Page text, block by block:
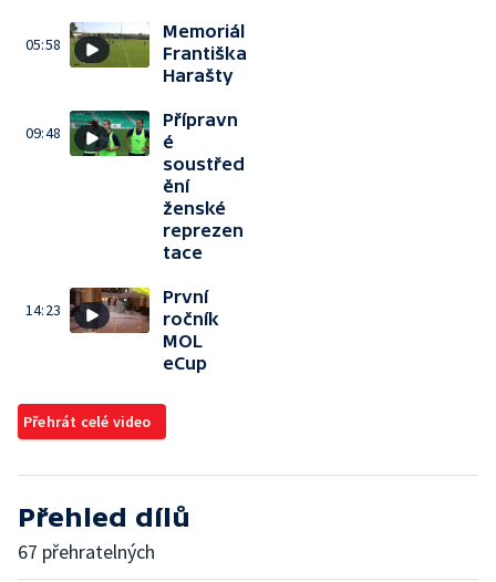
05:58
Memoriál
Františka
Harašty
09:48
Přípravn
é
soustřed
ění
ženské
reprezen
tace
14:23
První
ročník
MOL
eCup
Přehrát celé video
Přehled dílů
67 přehratelných